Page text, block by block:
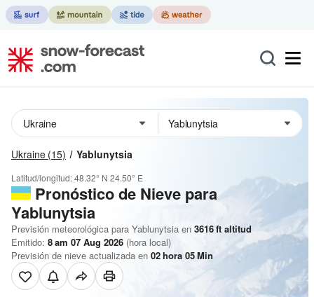
Ukraine (15) Yablunytsia
Latitud/longitud:48.32° N 24.50° E
Pronóstico de Nieve para
Yablunytsia
Previsión meteorológica para Yablunytsia en 3616ft altitud
Emitido: 8 am 07 Aug 2026 (hora local)
Previsión de nieve actualizada en 02hora 05Min